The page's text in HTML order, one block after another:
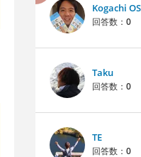
Kogachi
回答数： 0
Taku
回答数： 0
TE
回答数： 0